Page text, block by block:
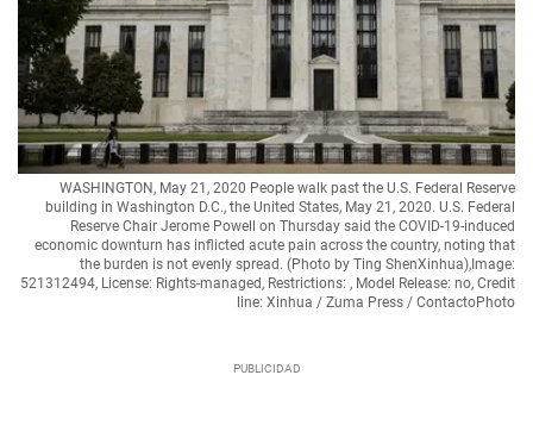
WASHINGTON, May 21, 2020 People walk past the U.S. Federal Reserve
building in Washington D.C., the United States, May 21, 2020. U.S. Federal
Reserve Chair Jerome Powell on Thursday said the COVID-19-induced
economic downturn has inflicted acute pain across the country, noting that
the burden is not evenly spread. (Photo by Ting ShenXinhua),Image:
521312494, License: Rights-managed, Restrictions: , Model Release: no, Credit
line: Xinhua / Zuma Press / ContactoPhoto